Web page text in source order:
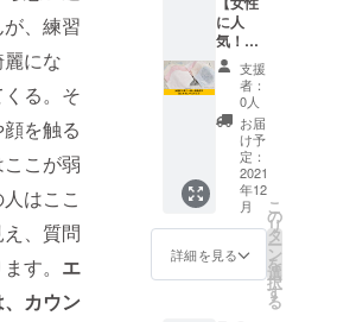
、練習
にな
る。そ
を触る
こが弱
はここ
、質問
す。 エ
カウン
するプ
ロジェ
クト！
イタリ
ア製の
マスク
はイタ
リアブ
ランド
スーツ
と同じ
生地を
使った
マスク
に人
気！一
枚一枚
手作り
おしゃ
れレー
スマス
ク】 一
つ一つ
手縫い
で作成
した
レース
マスク
支援
者：
0人
お届
け予
定：
2021
年12
月
詳細を見る
こ
の
リ
タ
ー
ン
を
選
択
す
る